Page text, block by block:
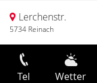
Lerchenstr.
5734 Reinach
Tel Wetter